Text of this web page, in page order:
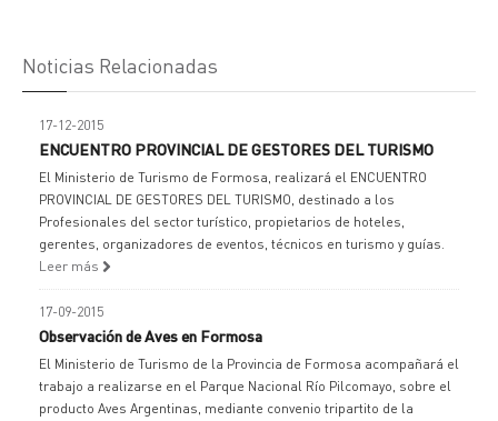
Noticias Relacionadas
17-12-2015
ENCUENTRO PROVINCIAL DE GESTORES DEL TURISMO
El Ministerio de Turismo de Formosa, realizará el ENCUENTRO
PROVINCIAL DE GESTORES DEL TURISMO, destinado a los
Profesionales del sector turístico, propietarios de hoteles,
gerentes, organizadores de eventos, técnicos en turismo y guías.
Leer más
17-09-2015
Observación de Aves en Formosa
El Ministerio de Turismo de la Provincia de Formosa acompañará el
trabajo a realizarse en el Parque Nacional Río Pilcomayo, sobre el
producto Aves Argentinas, mediante convenio tripartito de la